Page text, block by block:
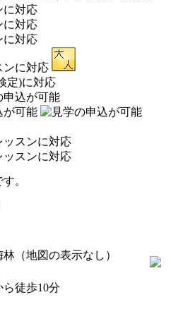
。
（地図の表示なし）
徒歩10分